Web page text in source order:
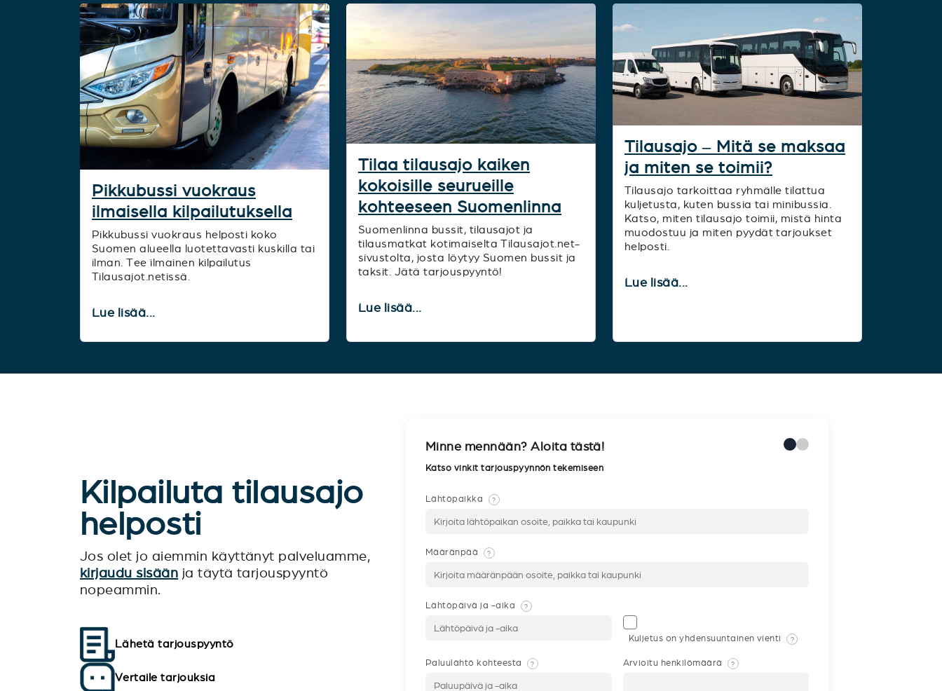
Pikkubussi vuokraus
ilmaisella kilpailutuksella
Pikkubussi vuokraus helposti koko
Suomen alueella luotettavasti kuskilla tai
ilman. Tee ilmainen kilpailutus
Tilausajot.netissä.
Lue lisää...
Tilaa tilausajo kaiken
kokoisille seurueille
kohteeseen Suomenlinna
Suomenlinna bussit, tilausajot ja
tilausmatkat kotimaiselta Tilausajot.net-
sivustolta, josta löytyy Suomen bussit ja
taksit. Jätä tarjouspyyntö!
Lue lisää...
Tilausajo – Mitä se maksaa
ja miten se toimii?
Tilausajo tarkoittaa ryhmälle tilattua
kuljetusta, kuten bussia tai minibussia.
Katso, miten tilausajo toimii, mistä hinta
muodostuu ja miten pyydät tarjoukset
helposti.
Lue lisää...
Kilpailuta tilausajo
helposti
Jos olet jo aiemmin käyttänyt palveluamme,
kirjaudu sisään ja täytä tarjouspyyntö
nopeammin.
Lähetä tarjouspyyntö
Vertaile tarjouksia
Minne mennään? Aloita tästä!
Katso vinkit tarjouspyynnön tekemiseen
Lähtöpaikka ?
Määränpää ?
Lähtöpäivä ja -aika ?
Kuljetus on yhdensuuntainen vienti ?
Paluulähtö kohteesta ? Arvioitu henkilömäärä ?